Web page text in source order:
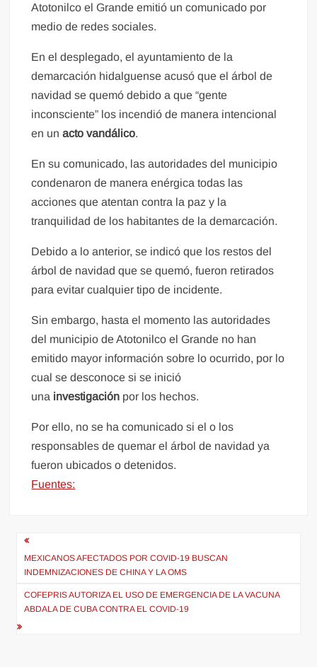
Atotonilco el Grande emitió un comunicado por
medio de redes sociales.
En el desplegado, el ayuntamiento de la
demarcación hidalguense acusó que el árbol de
navidad se quemó debido a que “gente
inconsciente” los incendió de manera intencional
en unacto vandálico.
En su comunicado, las autoridades del municipio
condenaron de manera enérgica todas las
acciones que atentan contra la paz y la
tranquilidad de los habitantes de la demarcación.
Debido a lo anterior, se indicó que los restos del
árbol de navidad que se quemó, fueron retirados
para evitar cualquier tipo de incidente.
Sin embargo, hasta el momento las autoridades
del municipio de Atotonilco el Grande no han
emitido mayor información sobre lo ocurrido, por lo
cual se desconoce si se inició
una investigación por los hechos.
Por ello, no se ha comunicado si el o los
responsables de quemar el árbol de navidad ya
fueron ubicados o detenidos.
Fuentes:
Navegación
de
entradas
MEXICANOS AFECTADOS POR COVID-19 BUSCAN
INDEMNIZACIONES DE CHINA Y LA OMS
COFEPRIS AUTORIZA EL USO DE EMERGENCIA DE LA VACUNA
ABDALA DE CUBA CONTRA EL COVID-19